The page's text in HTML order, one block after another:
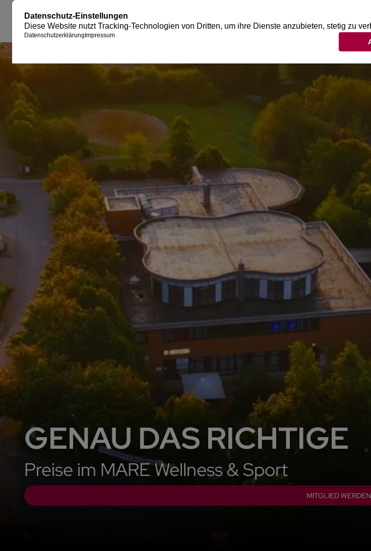
JUBILÄUM FITNESS WELLNESS
GENAU DAS RICHTIGE
Preise im MARE Wellness & Sport
MITGLIED WERDEN